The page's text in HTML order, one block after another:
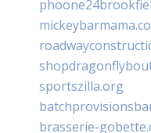
sportszilla.org
brasserie-